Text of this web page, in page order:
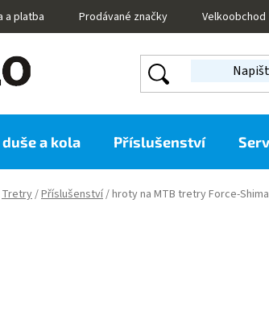
a platba Prodávané značky Velkoobchod
a kola Příslušenství
Tretry/Příslušenství/hroty na MTB tretry Force-